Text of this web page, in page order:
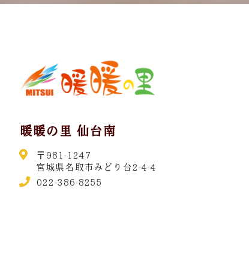
暖暖の里 仙台南
〒981-1247
宮城県名取市みどり台2-4-4
022-386-8255